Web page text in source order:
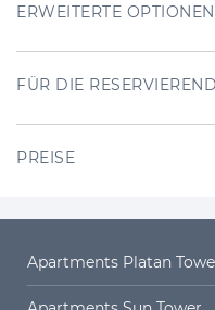
ERWEITERTE OPTIONEN
FÜR DIE
PREISE
Apartments Platan
Platan Tower